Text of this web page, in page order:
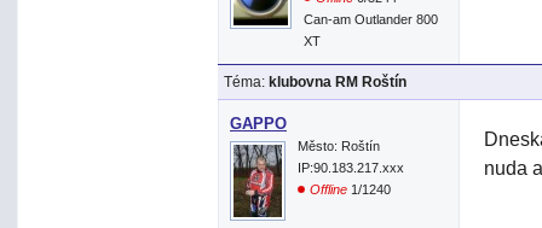
Can-am Outlander 800
XT
Téma: klubovna RM Roštín
GAPPO
Město: Roštín
IP:90.183.217.xxx
Offline 1/1240
nuda